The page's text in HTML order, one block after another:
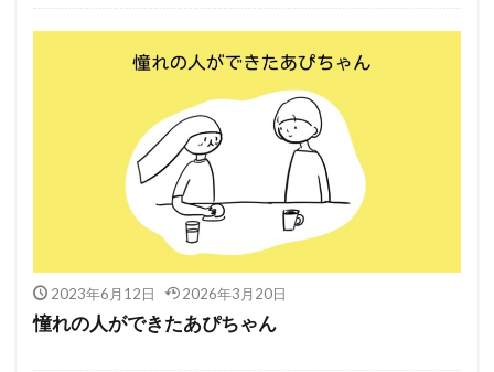
2023年6月12日 2026年3月20日
憧れの人ができたあぴちゃん